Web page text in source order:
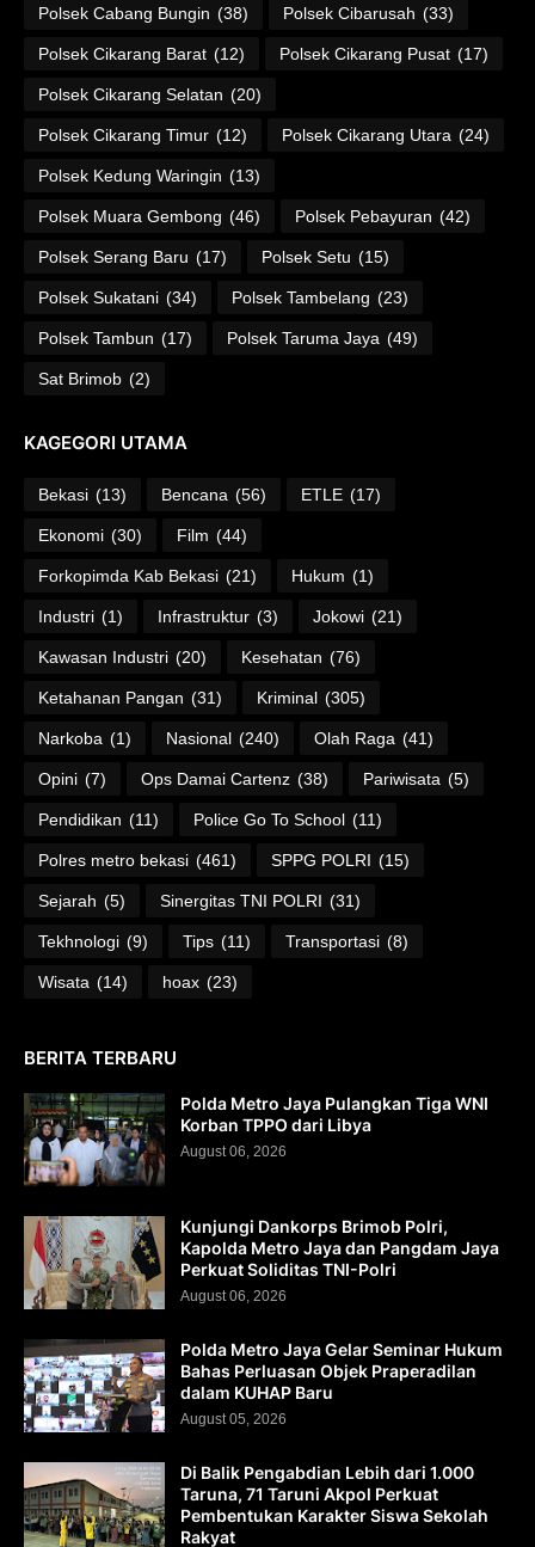
Polsek Cabang Bungin (38) Polsek Cibarusah (33)
Polsek Cikarang Barat (12) Polsek Cikarang Pusat (17)
Polsek Cikarang Selatan (20)
Polsek Cikarang Timur (12) Polsek Cikarang Utara (24)
Polsek Kedung Waringin (13)
Polsek Muara Gembong (46) Polsek Pebayuran (42)
Polsek Serang Baru (17) Polsek Setu (15)
Polsek Sukatani (34) Polsek Tambelang (23)
Polsek Tambun (17) Polsek Taruma Jaya (49)
Sat Brimob (2)
KAGEGORI UTAMA
Bekasi (13) Bencana (56) ETLE (17)
Ekonomi (30) Film (44)
Forkopimda Kab Bekasi (21) Hukum (1)
Industri (1) Infrastruktur (3) Jokowi (21)
Kawasan Industri (20) Kesehatan (76)
Ketahanan Pangan (31) Kriminal (305)
Narkoba (1) Nasional (240) Olah Raga (41)
Opini (7) Ops Damai Cartenz (38) Pariwisata (5)
Pendidikan (11) Police Go To School (11)
Polres metro bekasi (461) SPPG POLRI (15)
Sejarah (5) Sinergitas TNI POLRI (31)
Tekhnologi (9) Tips (11) Transportasi (8)
Wisata (14) hoax (23)
BERITA TERBARU
Polda Metro Jaya Pulangkan Tiga WNI
Korban TPPO dari Libya
August 06, 2026
Kunjungi Dankorps Brimob Polri,
Kapolda Metro Jaya dan Pangdam Jaya
Perkuat Soliditas TNI-Polri
August 06, 2026
Polda Metro Jaya Gelar Seminar Hukum
Bahas Perluasan Objek Praperadilan
dalam KUHAP Baru
August 05, 2026
Di Balik Pengabdian Lebih dari 1.000
Taruna, 71 Taruni Akpol Perkuat
Pembentukan Karakter Siswa Sekolah
Rakyat